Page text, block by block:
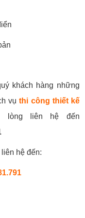
khách hàng những
vụthi công thiết kế
lòng liên hệ đến
hệ đến: